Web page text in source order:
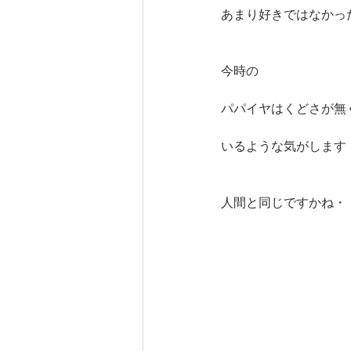
あまり好きではなかっ
今時の
パパイヤはくどさが無
いるような気がします
人間と同じですかね・